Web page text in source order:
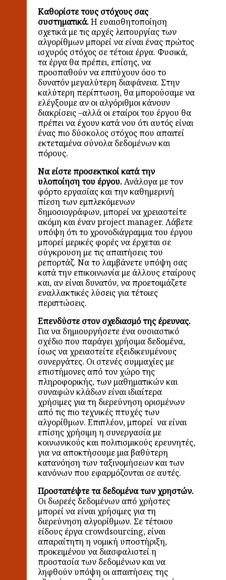
Καθορίστε τους στόχους σας
συστηματικά.Η ευαισθητοποίηση
σχετικά με τις αρχές λειτουργίαςτων
αλγορίθμων μπορεί να είναι ένας πρώτος
ισχυρός στόχος σε τέτοια έργα. Φυσικά,
τα έργα θα πρέπει, επίσης, να
προσπαθούν να επιτύχουν όσο το
δυνατόν μεγαλύτερη διαφάνεια. Στην
καλύτερη περίπτωση, θα μπορούσαμε να
ελέγξουμε αν οι αλγόριθμοι κάνουν
διακρίσεις –αλλά οι εταίροι του έργου θα
πρέπει να έχουν κατά νου ότι αυτός είναι
ένας πιο δύσκολος στόχος που απαιτεί
εκτεταμένα σύνολα δεδομένων και
πόρους.
Να είστε προσεκτικοί κατά την
υλοποίηση του έργου.Ανάλογα με τον
φόρτο εργασίας και την καθημερινή
πίεση των εμπλεκόμενων
δημοσιογράφων, μπορεί να χρειαστείτε
ακόμη και έναν project manager. Λάβετε
υπόψη ότι το χρονοδιάγραμμα του έργου
μπορεί μερικές φορές να έρχεται σε
σύγκρουση με τις απαιτήσεις του
ρεπορτάζ. Να το λαμβάνετε υπόψη σας
κατά την επικοινωνία με άλλους εταίρους
και, αν είναι δυνατόν, να προετοιμάζετε
εναλλακτικές λύσεις για τέτοιες
περιπτώσεις.
Επενδύστε στον σχεδιασμό της έρευνας.
Για να δημιουργήσετε ένα ουσιαστικό
σχέδιο που παράγειχρήσιμα δεδομένα,
ίσως να χρειαστείτε εξειδικευμένους
συνεργάτες. Οι στενές συμμαχίες με
επιστήμονες από τον χώρο της
πληροφορικής, των μαθηματικών και
συναφών κλάδων είναι ιδιαίτερα
χρήσιμες για τη διερεύνηση ορισμένων
από τις πιο τεχνικές πτυχές των
αλγορίθμων. Επιπλέον, μπορεί να είναι
επίσης χρήσιμη η συνεργασία με
κοινωνικούς και πολιτισμικούς ερευνητές,
για να αποκτήσουμε μια βαθύτερη
κατανόηση των ταξινομήσεων και των
κανόνων που εφαρμόζονται σε αυτές.
Προστατέψτε τα δεδομένα των χρηστών.
Οι δωρεές δεδομένων από χρήστες
μπορεί να είναι χρήσιμες για τη
διερεύνηση αλγορίθμων. Σε τέτοιου
είδους έργα crowdsourcing, είναι
απαραίτητη η νομική υποστήριξη,
προκειμένου να διασφαλιστεί η
προστασία των δεδομένων και να
ληφθούν υπόψη οι απαιτήσεις της